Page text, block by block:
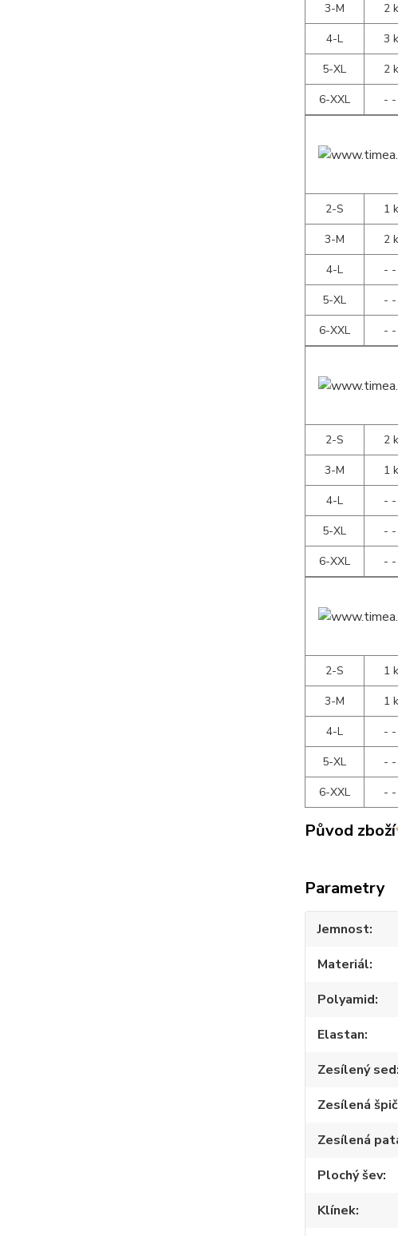
3-M
2
4-L
3
5-XL
2
6-XXL
-
2-S
1
3-M
2
4-L
-
5-XL
-
6-XXL
-
2-S
2
3-M
1
4-L
-
5-XL
-
6-XXL
-
2-S
1
3-M
1
4-L
-
5-XL
-
6-XXL
-
Původ zboží
Parametry
Jemnost
Materiál
Polyamid
Elastan
Zesílený sed
Zesílená
Zesílená
Plochý šev
Klínek